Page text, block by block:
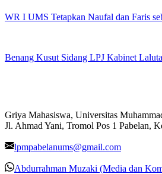
WR I UMS Tetapkan Naufal dan Faris
Benang Kusut Sidang LPJ Kabinet
Griya Mahasiswa, Universitas
Jl. Ahmad Yani, Tromol Pos 1 Pabelan,
lpmpabelanums@gmail.com
Abdurrahman Muzaki (Media dan